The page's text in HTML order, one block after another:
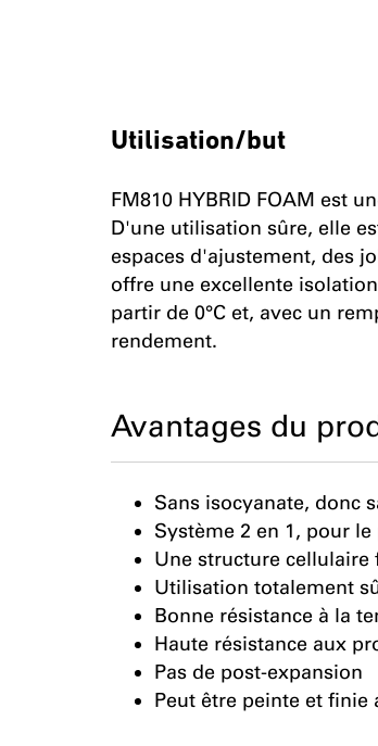
Utilisation/but
FM810 HYBRID FOAM est
D'une utilisation sûre, elle
espaces d'ajustement, des
offre une excellente
partir de 0°C et, avec un
rendement.
Avantages du
Sans isocyanate, donc
Système 2 en 1, pour
Une structure cellulaire
Utilisation totalement
Bonne résistance à la
Haute résistance aux
Pas de post-expansion
Peut être peinte et finie